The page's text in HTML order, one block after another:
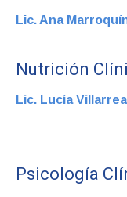
Lic. Ana
Nutrición
Lic. Lucía
Psicología